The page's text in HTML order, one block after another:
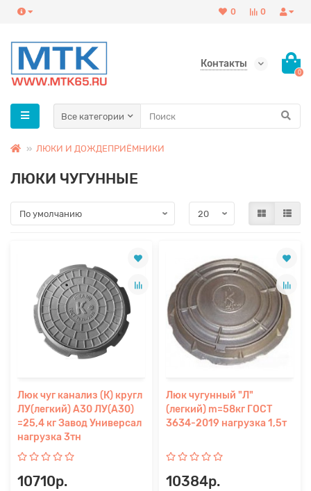
0
0
Контакты
0
Все категории
ЛЮКИ И ДОЖДЕПРИЁМНИКИ
ЛЮКИ ЧУГУННЫЕ
Люк чуг канализ (К) кругл
ЛУ(легкий) А30 ЛУ(А30)
=25,4 кг Завод Универсал
нагрузка 3тн
10710р.
Люк чугунный "Л"
(легкий) m=58кг ГОСТ
3634-2019 нагрузка 1,5т
10384р.